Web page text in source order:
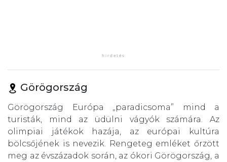
Görögország
Görögország Európa „paradicsoma” mind a
turisták, mind az üdülni vágyók számára. Az
olimpiai játékok hazája, az európai kultúra
bölcsőjének is nevezik. Rengeteg emléket őrzött
meg az évszázadok során, az ókori Görögország, a